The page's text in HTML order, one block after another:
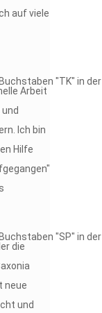
auf viele
Arbeit
Ich bin
Hilfe
die
neue
und